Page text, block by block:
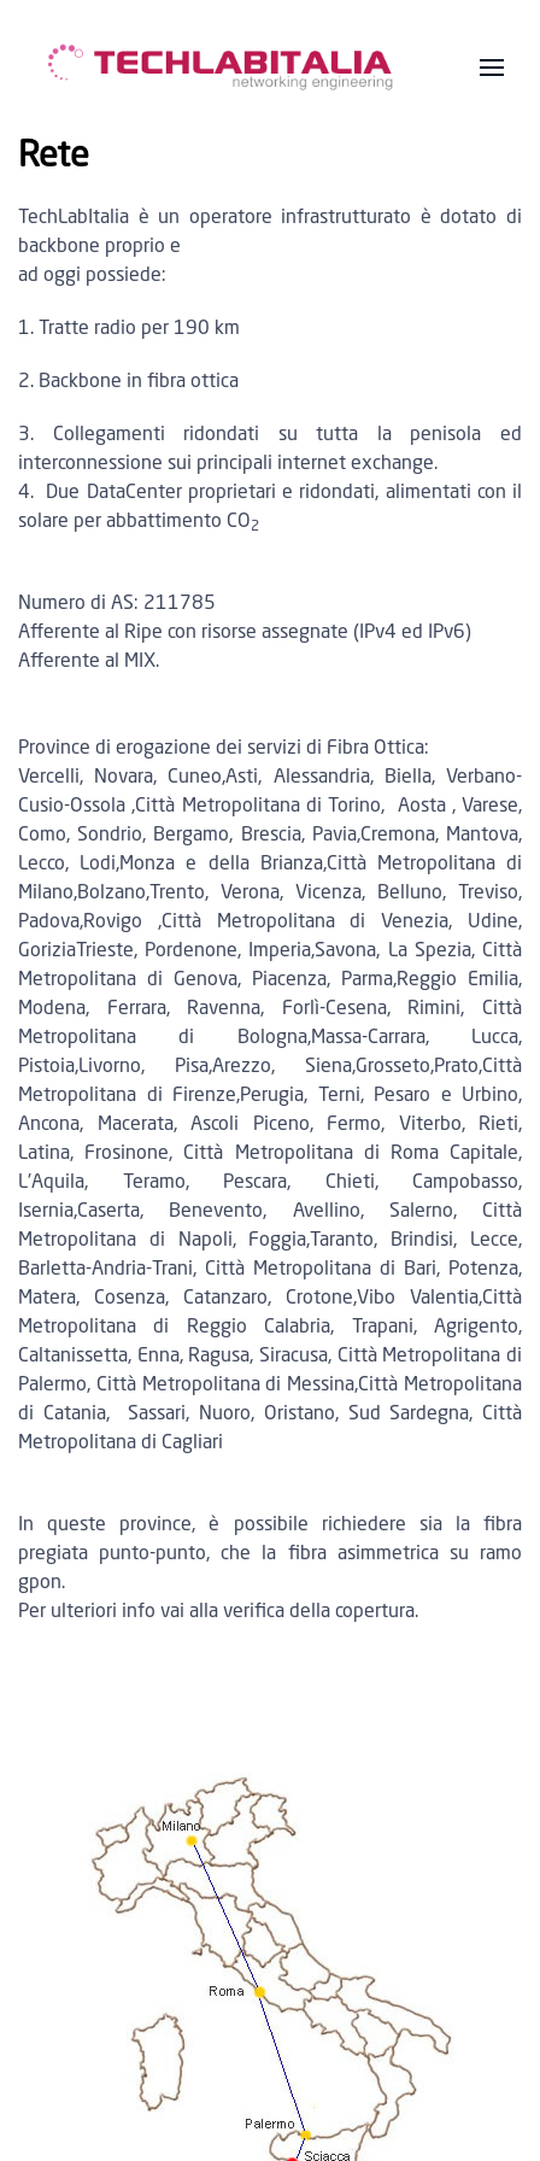
Rete
TechLabItalia è un operatore infrastrutturato è dotato di
backbone proprio e
ad oggi possiede:
1. Tratte radio per 190 km
2. Backbone in fibra ottica
3. Collegamenti ridondati su tutta la penisola ed
interconnessione sui principali internet exchange.
4. Due DataCenter proprietari e ridondati, alimentati con il
solare per abbattimento CO2
Numero di AS: 211785
Afferente al Ripe con risorse assegnate (IPv4 ed IPv6)
Afferente al MIX.
Province di erogazione dei servizi di Fibra Ottica:
Vercelli, Novara, Cuneo,Asti, Alessandria, Biella, Verbano-
Cusio-Ossola ,Città Metropolitana di Torino, Aosta , Varese,
Como, Sondrio, Bergamo, Brescia, Pavia,Cremona, Mantova,
Lecco, Lodi,Monza e della Brianza,Città Metropolitana di
Milano,Bolzano,Trento, Verona, Vicenza, Belluno, Treviso,
Padova,Rovigo ,Città Metropolitana di Venezia, Udine,
GoriziaTrieste, Pordenone, Imperia,Savona, La Spezia, Città
Metropolitana di Genova, Piacenza, Parma,Reggio Emilia,
Modena, Ferrara, Ravenna, Forlì-Cesena, Rimini, Città
Metropolitana di Bologna,Massa-Carrara, Lucca,
Pistoia,Livorno, Pisa,Arezzo, Siena,Grosseto,Prato,Città
Metropolitana di Firenze,Perugia, Terni, Pesaro e Urbino,
Ancona, Macerata, Ascoli Piceno, Fermo, Viterbo, Rieti,
Latina, Frosinone, Città Metropolitana di Roma Capitale,
L'Aquila, Teramo, Pescara, Chieti, Campobasso,
Isernia,Caserta, Benevento, Avellino, Salerno, Città
Metropolitana di Napoli, Foggia,Taranto, Brindisi, Lecce,
Barletta-Andria-Trani, Città Metropolitana di Bari, Potenza,
Matera, Cosenza, Catanzaro, Crotone,Vibo Valentia,Città
Metropolitana di Reggio Calabria, Trapani, Agrigento,
Caltanissetta, Enna, Ragusa, Siracusa, Città Metropolitana di
Palermo, Città Metropolitana di Messina,Città Metropolitana
di Catania, Sassari, Nuoro, Oristano, Sud Sardegna, Città
Metropolitana di Cagliari
In queste province, è possibile richiedere sia la fibra
pregiata punto-punto, che la fibra asimmetrica su ramo
gpon.
Per ulteriori info vai alla verifica della copertura.